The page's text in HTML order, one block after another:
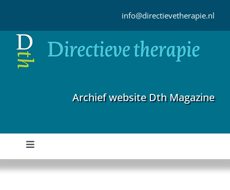
inhoud
info@directievetherapie.nl
Archief website Dth Magazine
Toggle
Navigation
Home